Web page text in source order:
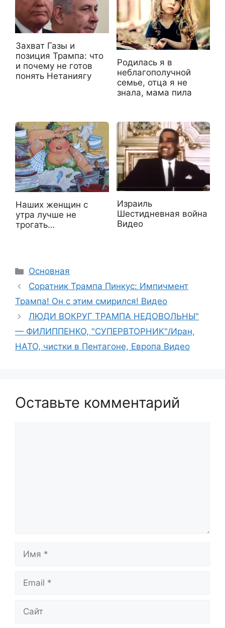
Захват Газы и
позиция Трампа: что
и почему не готов
понять Нетаниягу
Родилась я в
неблагополучной
семье, отца я не
знала, мама пила
Наших женщин с
утра лучше не
трогать…
Израиль
Шестидневная война
Видео
Рубрики
Основная
Соратник Трампа Пинкус: Импичмент
Трампа! Он с этим смирился! Видео
ЛЮДИ ВОКРУГ ТРАМПА НЕДОВОЛЬНЫ"
— ФИЛИППЕНКО, "СУПЕРВТОРНИК"/Иран,
НАТО, чистки в Пентагоне, Европа Видео
Оставьте комментарий
Имя
Email
Сайт